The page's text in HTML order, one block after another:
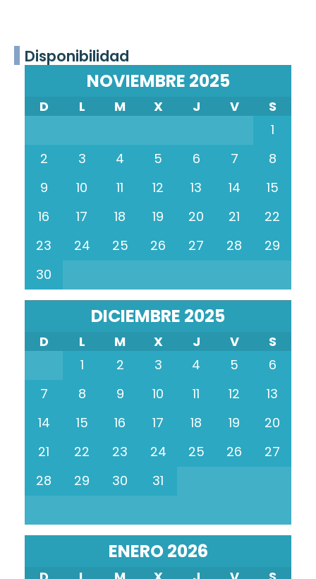
Disponibilidad
NOVIEMBRE 2025
D L M X J V
S
1
2
3 4 5 6 7
8
9
10 11 12 13 14
15
16
17 18 19 20 21
22
23
24 25 26 27 28
29
30
DICIEMBRE 2025
D L M X J V
S
1
2 3 4 5
6
7
8 9 10 11 12
13
14
15 16 17 18 19
20
21
22 23 24 25 26
27
28
29 30 31
ENERO 2026